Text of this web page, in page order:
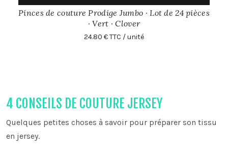
Pinces de couture Prodige Jumbo · Lot de 24 pièces
· Vert · Clover
24.80 € TTC / unité
4 CONSEILS DE COUTURE JERSEY
Quelques petites choses à savoir pour préparer son tissu
en jersey.